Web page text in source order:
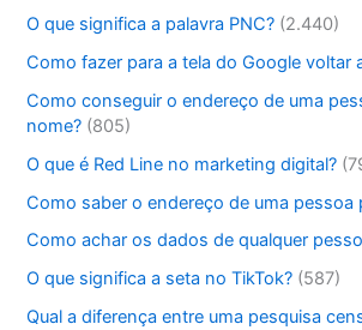
O que significa a palavra PNC? (2.440)
Como fazer para a tela do Google voltar
Como conseguir o endereço de uma
nome? (805)
O que é Red Line no marketing digital?
Como saber o endereço de uma pessoa
Como achar os dados de qualquer
O que significa a seta no TikTok? (587)
Qual a diferença entre uma pesquisa